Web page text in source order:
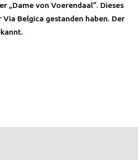
„Dame von Voerendaal“. Dieses
Belgica gestanden haben. Der